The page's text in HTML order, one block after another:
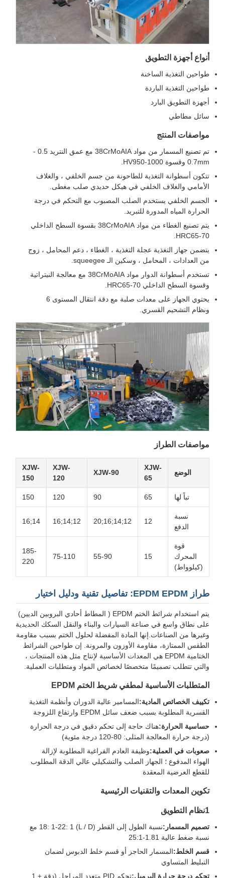
أنواع أجهزة التطويق
طواحين التغذية الساخنة
طواحين التغذية الباردة
أجهزة التطويق البارد
سائل مطاطي
مواصفات المنتج
تم تصنيع المسمار من مواد 38CrMoAIA مع عمق النتريد 0.5 -
0.7mm وقسوة HV950-1000.
تتكون أسطوانة التغذية للطاحونة من جسم الخلفي ، والغلاف
الأمامي والغلاف الخلفي في هيكل حديدي صلب مغطى.
الجسم الخلفي يستخدم الصلب المصبوب مع التحكم في درجة
الحرارة المياه المدورة للتبريد.
يتم تصنيع الغطاء من مواد 38CrMoAIA بقسوة السطح الداخلي
HRC65-70.
يتضمن جهاز التغذية عجلة التغذية ، الغطاء ، دعم المحامل ، زوج
من العدادات ، المحامل ، وسكين الـ squeegee.
تستخدم أسطوانة الدوار مواد 38CrMoAIA مع معالجة النيتراتية
وقسوة السطح الداخلي HRC65-70.
يحتوي الجهاز على معدات صلبة مع دقة انتقال المستوى 6
ونظام التشحيم القسري.
مواصفات الطراز
الوضع
XJW-
65
XJW-90
XJW-
120
XJW-
150
تباً لها 65
90
120
150
نسبة
الدفع
12
12;14;16;20
12;14;16
14;16
قوة
المحرك
(كيلوواط)
15
55-90
75-110
185-
220
طراز EPDM EPDM: تفاصيل تقنية ودليل اختيار
يتم استخدام شرائط الختم EPDM ( المطاط أحادي البروبين الديين)
على نطاق واسع في صناعة السيارات والبناء والنقل السكك الحديدية
وغيرها من الصناعات.إنها المادة المفضلة لحلول الختم بسبب مقاومة
الطقس الممتازة، مقاومة الأوزون والمرونة. إن طواحين الشرائط
الختامية EPDM هي المعدات الأساسية لإنتاج مثل هذه المنتجات ،
والتي تتطلب تصميمًا متخصصًا لخصائص المواد ومتطلبات العملية.
المتطلبات الأساسية لمطفي شريط الختم EPDM
تكييف الخصائص المادية:المسامير عالية الدوران وأنظمة التغذية
القسرية المطلوبة بسبب ضعف سائل EPDM وارتفاع اللزوجة
حساسية الحرارة:هناك حاجة إلى تحكم دقيق في درجة الحرارة
(درجة حرارة المعالجة المثلى: 80-120 درجة مئوية)
صعوبات في العملية:وظيفة العادم الفراغية المطلوبة لإزالة
الهواء المدفوع ؛ الجهاز الصلب والتشكيلي عالي الدقة المطلوب
للقطع العرضية المعقدة
تكوين المعدات والتقنيات الرئيسية
1نظام التطويق
تصميم المسمار:
نسبة الطول إلى القطر (L / D) 18: 1-22: 1 مع
نسبة ضغط عالية 1.81-25:1
قسم الخلط:المسمار الحاجز أو قسم خلط الدبوس لضمان
التبليط المتساوي
تحكم درجة حرارة البرميل:
تحكم PID متعدد المراحل (دقة ± 1